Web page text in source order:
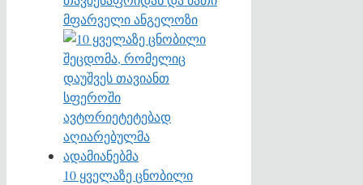
მფარველი ანგელოზი
10 ყველაზე ცნობილი